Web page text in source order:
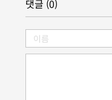
댓글 (0)